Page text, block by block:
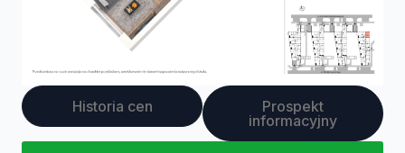
Historia cen
Prospekt
informacyjny